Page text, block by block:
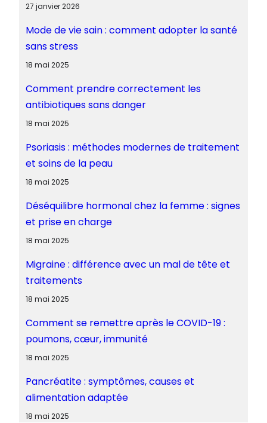
27 janvier 2026
Mode de vie sain : comment adopter la santé
sans stress
18 mai 2025
Comment prendre correctement les
antibiotiques sans danger
18 mai 2025
Psoriasis : méthodes modernes de traitement
et soins de la peau
18 mai 2025
Déséquilibre hormonal chez la femme : signes
et prise en charge
18 mai 2025
Migraine : différence avec un mal de tête et
traitements
18 mai 2025
Comment se remettre après le COVID-19 :
poumons, cœur, immunité
18 mai 2025
Pancréatite : symptômes, causes et
alimentation adaptée
18 mai 2025